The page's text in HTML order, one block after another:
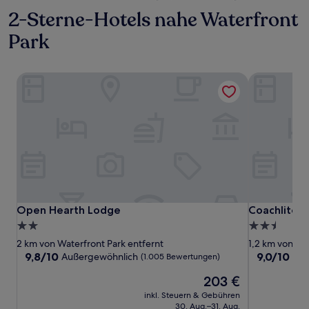
2-Sterne-Hotels nahe Waterfront
Park
Open Hearth Lodge
Open Hearth Lodge
2.0-
Sterne-
Unterkunft
2 km von Waterfront Park entfernt
9.8
9,8/10 Außergewöhnlich (1.005 Bewertungen)
Der
Preis
beträgt
203 €
inkl. Steuern & Gebühren
30. Aug.–31. Aug.
Coachlite
Coachlite
2.5-
Sterne-
Unterkunft
1,2 km von
9.0
9,0/10